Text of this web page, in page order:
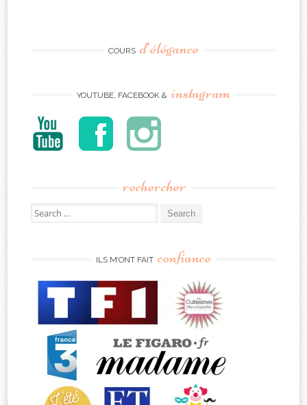
COURS d’élégance
YOUTUBE, FACEBOOK & instagram
rechercher
Search
for:
ILS M’ONT FAIT confiance